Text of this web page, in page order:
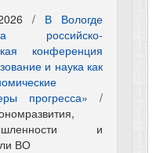
/ В Вологде
российско-
конференция
и наука как
прогресса» /
и
ВО